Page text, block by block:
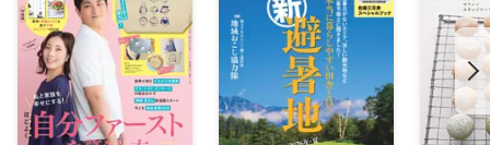
七五三掛kitchen
今月のTRY＆NEWS
元・片づけられない漫画家の 心地よい暮らし製作所 〈連
載〉
50代はじめました。 〈連載〉